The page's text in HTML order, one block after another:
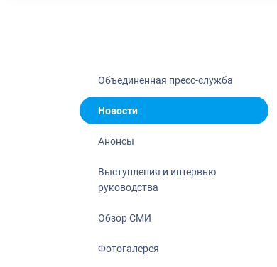
Объединенная пресс-служба
Новости
Анонсы
Выступления и интервью
руководства
Обзор СМИ
Фотогалерея